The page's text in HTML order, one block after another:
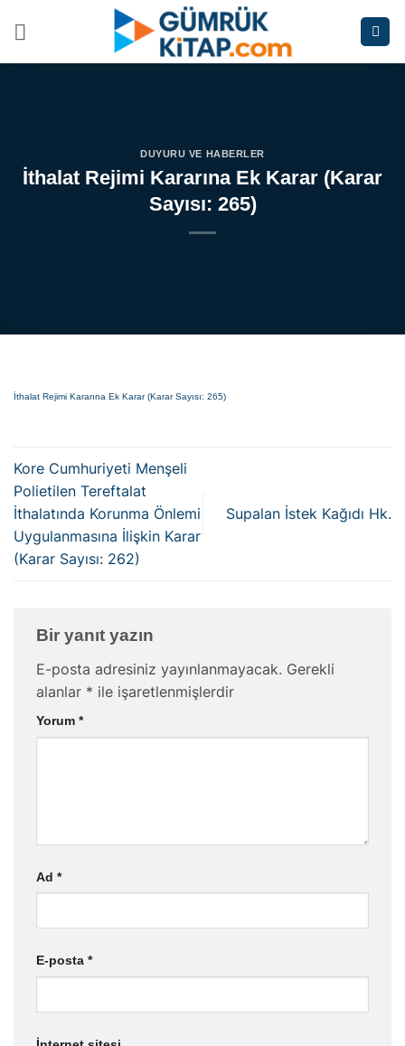
DUYURU VE HABERLER
İthalat Rejimi Kararına Ek Karar (Karar
Sayısı: 265)
İthalat Rejimi Kararına Ek Karar (Karar Sayısı: 265)
Kore Cumhuriyeti Menşeli
Polietilen Tereftalat
İthalatında Korunma Önlemi
Uygulanmasına İlişkin Karar
(Karar Sayısı: 262)
Supalan İstek Kağıdı Hk.
Bir yanıt yazın
E-posta adresiniz yayınlanmayacak. Gerekli
alanlar * ile işaretlenmişlerdir
Yorum *
Ad *
E-posta *